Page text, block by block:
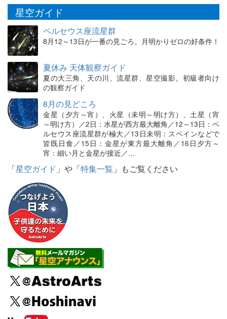
星空ガイド
ペルセウス座流星群
8月12～13日が一番の見ごろ。月明かりゼロの好条件！
夏休み 天体観察ガイド
夏の大三角、天の川、流星群、星空撮影。初級者向け
の観察ガイド
8月の見どころ
金星（夕方～宵）、火星（未明～明け方）、土星（宵
～明け方）／2日：水星が西方最大離角／12～13日：ペ
ルセウス座流星群が極大／13日未明：スペインなどで
皆既日食／15日：金星が東方最大離角／16日夕方～
宵：細い月と金星が接近／…
「星空ガイド 」や「特集一覧 」もご覧ください